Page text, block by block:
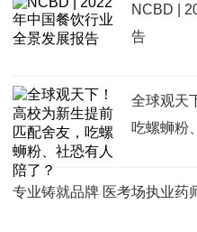
NCBD |
告
全球观天
吃螺蛳粉
专业铸就品牌 医考场执业药